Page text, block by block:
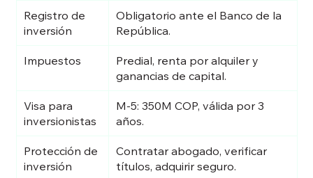
Registro de
inversión
Obligatorio ante el Banco de la
República.
Impuestos
Predial, renta por alquiler y
ganancias de capital.
Visa para
inversionistas
M-5: 350M COP, válida por 3
años.
Protección de
inversión
Contratar abogado, verificar
títulos, adquirir seguro.